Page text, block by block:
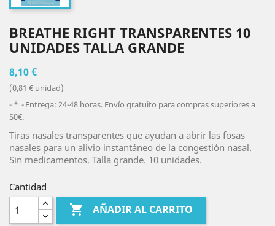
BREATHE RIGHT TRANSPARENTES 10
UNIDADES TALLA GRANDE
8,10 €
(0,81 € unidad)
*
Entrega: 24-48 horas. Envío gratuito para compras superiores a
50€.
Tiras nasales transparentes que ayudan a abrir las fosas
nasales para un alivio instantáneo de la congestión nasal.
Sin medicamentos. Talla grande. 10 unidades.
Cantidad
 AÑADIR AL CARRITO